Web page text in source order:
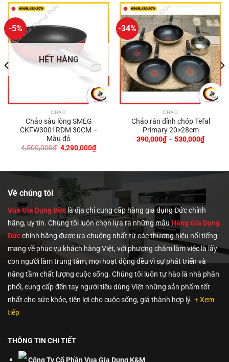
-5%
HẾT HÀNG
CHẢO
Chảo sâu lòng SMEG
CKFW3001RDM 30CM –
Màu đỏ
4,500,000₫ Giá
gốc
4,290,000₫Giá
hiện
4,290,000₫.
-34%
CHẢO
Chảo rán đỉnh chóp Tefal
Primary 20>28cm
390,000₫ – 530,000₫Khoảng
giá:
Về chúng tôi
Vua Gia Dụng Đứclà địa chỉ cung cấp hàng gia dụng Đức chính
hãng, uy tín. Chúng tôiluôn chọn lựa ra những mẫu Hàng Gia Dụng
Đứcchính hãng được ưa chuộng nhất từ các thương hiệu nổi tiếng
mang về phục vụ khách hàng Việt, với phương châm làm việc là lấy
con người làm trung tâm, mọi hoạt động đều vì sự phát triển và
nâng tầm chất lượng cuộc sống. Chúng tôi luôn tự hào là nhà phân
phối, cung cấp đến tay người tiêu dùng Việt những sản phẩm tốt
nhất cho sức khỏe, tiện lợi cho cuộc sống, giá thành hợp lý. + Xem
tiếp
THÔNG TIN CHI TIẾT